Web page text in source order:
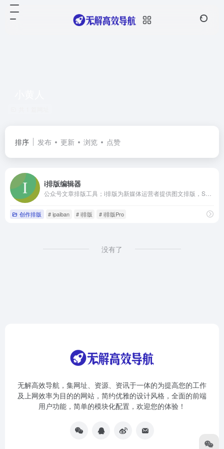
排序 发布 更新 浏览 点赞
i排版编辑器
创作排版 # ipaiban # i排版 # i排版Pro
没有了
无解高效导航，集网址、资源、资讯于一体的为提高您的工作
及上网效率为目的的网站，简约优雅的设计风格，全面的前端
用户功能，简单的模块化配置，欢迎您的体验！